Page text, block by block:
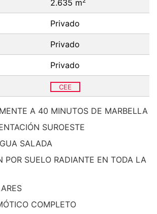
2.635 m
Privado
Privado
Privado
CEE
A 40 MINUTOS DE MARBELLA
SUROESTE
SALADA
POR SUELO RADIANTE EN TODA LA
COMPLETO